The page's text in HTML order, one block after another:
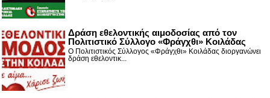
Δράση εθελοντικής αιμοδοσίας από τον
Πολιτιστικό Σύλλογο «Φράγχθι» Κοιλάδας
Ο Πολιτιστικός Σύλλογος «Φράγχθι» Κοιλάδας διοργανώνει
δράση εθελοντικ...